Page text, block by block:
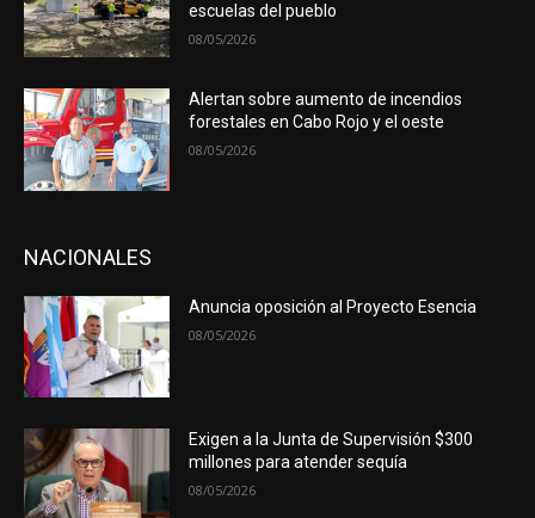
escuelas del pueblo
08/05/2026
Alertan sobre aumento de incendios
forestales en Cabo Rojo y el oeste
08/05/2026
NACIONALES
Anuncia oposición al Proyecto Esencia
08/05/2026
Exigen a la Junta de Supervisión $300
millones para atender sequía
08/05/2026